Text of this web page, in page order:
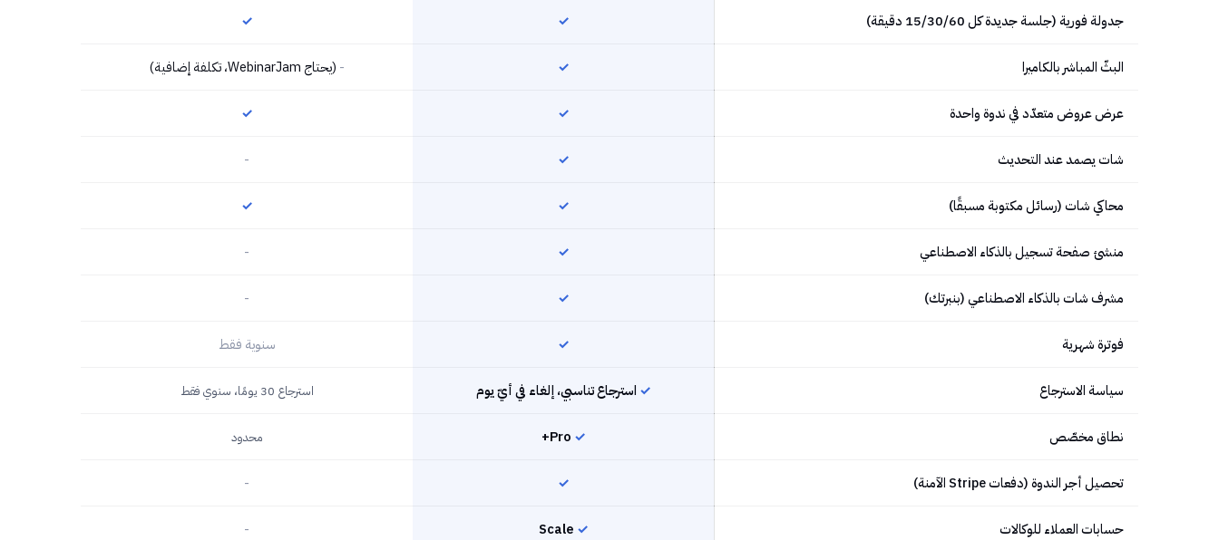
جدولة فورية (جلسة جديدة كل 15/30/60 دقيقة) ✓
✓
البثّ المباشر بالكاميرا ✓
- (يحتاج WebinarJam، تكلفة إضافية)
عرض عروض متعدّد في ندوة واحدة ✓
✓
شات يصمد عند التحديث ✓
-
محاكي شات (رسائل مكتوبة مسبقًا) ✓
✓
منشئ صفحة تسجيل بالذكاء الاصطناعي ✓
-
مشرف شات بالذكاء الاصطناعي (بنبرتك) ✓
-
فوترة شهرية ✓ سنوية فقط
سياسة الاسترجاع ✓ استرجاع تناسبي، إلغاء في أيّ يوم استرجاع 30 يومًا، سنوي فقط
نطاق مخصّص ✓ محدود
تحصيل أجر الندوة (دفعات Stripe الآمنة) ✓
-
حسابات العملاء للوكالات ✓
-